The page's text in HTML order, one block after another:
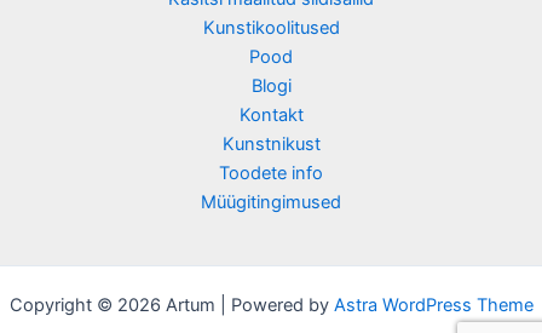
Kunstikoolitused
Pood
Blogi
Kontakt
Kunstnikust
Toodete info
Müügitingimused
Copyright © 2026 Artum | Powered by Astra WordPress Theme